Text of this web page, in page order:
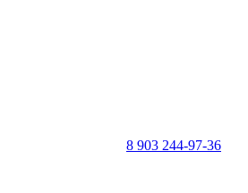
8 903 244-97-36